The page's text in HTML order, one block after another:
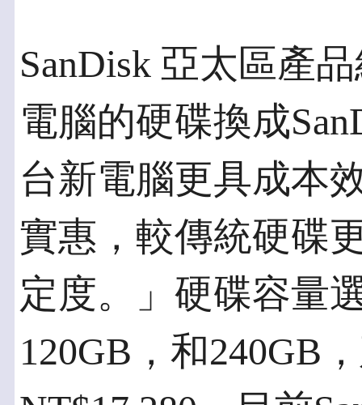
SanDisk 亞太區產
電腦的硬碟換成
台新電腦更具成本
實惠，較傳統硬碟
定度。」硬碟容量
120GB，和240GB